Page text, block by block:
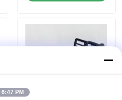
6:47 PM